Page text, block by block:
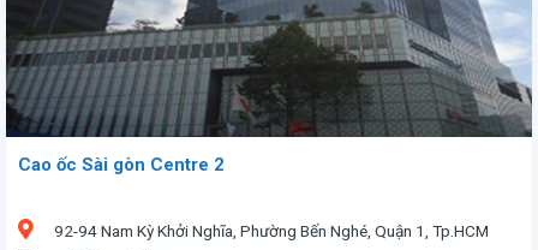
Cao ốc Sài gòn Centre 2
92-94 Nam Kỳ Khởi Nghĩa, Phường Bến Nghé, Quận 1, Tp.HCM